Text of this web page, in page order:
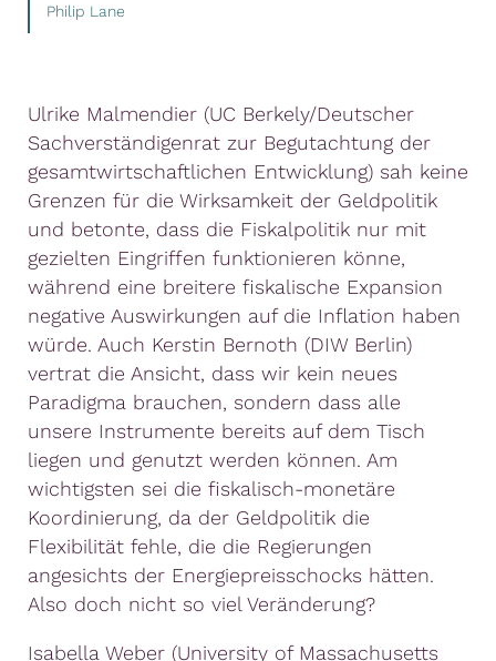
Philip Lane
Ulrike Malmendier (UC Berkely/Deutscher
Sachverständigenrat zur Begutachtung der
gesamtwirtschaftlichen Entwicklung) sah keine
Grenzen für die Wirksamkeit der Geldpolitik
und betonte, dass die Fiskalpolitik nur mit
gezielten Eingriffen funktionieren könne,
während eine breitere fiskalische Expansion
negative Auswirkungen auf die Inflation haben
würde. Auch Kerstin Bernoth (DIW Berlin)
vertrat die Ansicht, dass wir kein neues
Paradigma brauchen, sondern dass alle
unsere Instrumente bereits auf dem Tisch
liegen und genutzt werden können. Am
wichtigsten sei die fiskalisch-monetäre
Koordinierung, da der Geldpolitik die
Flexibilität fehle, die die Regierungen
angesichts der Energiepreisschocks hätten.
Also doch nicht so viel Veränderung?
Isabella Weber (University of Massachusetts